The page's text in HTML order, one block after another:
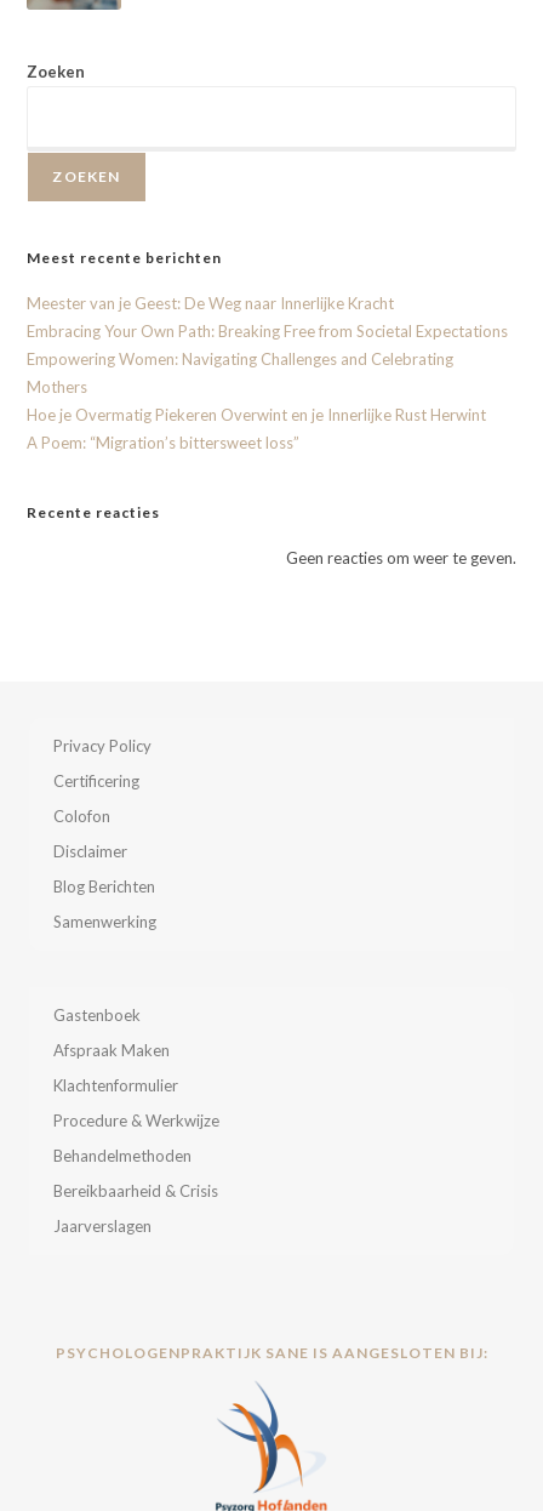
Zoeken
ZOEKEN
Meest recente berichten
Meester van je Geest: De Weg naar Innerlijke Kracht
Embracing Your Own Path: Breaking Free from Societal Expectations
Empowering Women: Navigating Challenges and Celebrating
Mothers
Hoe je Overmatig Piekeren Overwint en je Innerlijke Rust Herwint
A Poem: “Migration’s bittersweet loss”
Recente reacties
Geen reacties om weer te geven.
Privacy Policy
Certificering
Colofon
Disclaimer
Blog Berichten
Samenwerking
Gastenboek
Afspraak Maken
Klachtenformulier
Procedure & Werkwijze
Behandelmethoden
Bereikbaarheid & Crisis
Jaarverslagen
PSYCHOLOGENPRAKTIJK SANE IS AANGESLOTEN BIJ: